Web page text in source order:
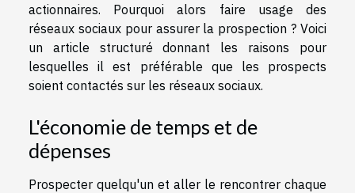
actionnaires. Pourquoi alors faire usage des
réseaux sociaux pour assurer la prospection ? Voici
un article structuré donnant les raisons pour
lesquelles il est préférable que les prospects
soient contactés sur les réseaux sociaux.
L'économie de temps et de
dépenses
Prospecter quelqu'un et aller le rencontrer chaque